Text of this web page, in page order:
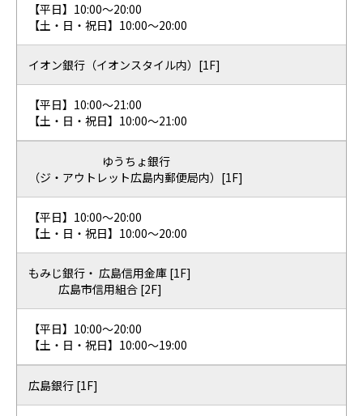
【平日】10:00〜20:00
【土・日・祝日】10:00〜20:00
イオン銀行（イオンスタイル内）[1F]
【平日】10:00〜21:00
【土・日・祝日】10:00〜21:00
ゆうちょ銀行
（ジ・アウトレット広島内郵便局内）[1F]
【平日】10:00〜20:00
【土・日・祝日】10:00〜20:00
もみじ銀行・ 広島信用金庫 [1F]
広島市信用組合 [2F]
【平日】10:00〜20:00
【土・日・祝日】10:00〜19:00
広島銀行 [1F]